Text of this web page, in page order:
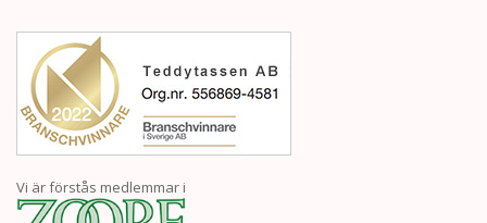
Vi är förstås medlemmar i